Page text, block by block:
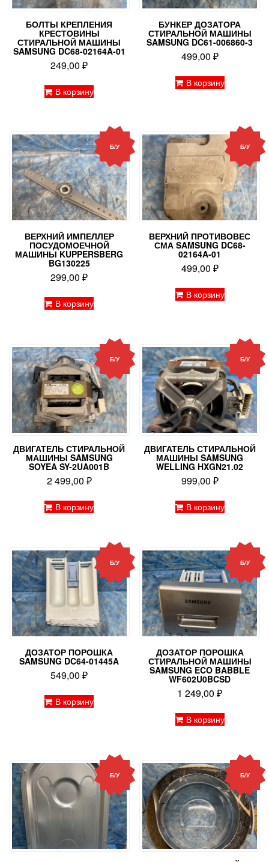
БОЛТЫ КРЕПЛЕНИЯ
КРЕСТОВИНЫ
СТИРАЛЬНОЙ МАШИНЫ
SAMSUNG DC68-02164A-01
249,00₽
В корзину
БУНКЕР ДОЗАТОРА
СТИРАЛЬНОЙ МАШИНЫ
SAMSUNG DC61-006860-3
499,00 ₽
В корзину
Б/У
ВЕРХНИЙ ИМПЕЛЛЕР
ПОСУДОМОЕЧНОЙ
МАШИНЫ KUPPERSBERG
BG130225
299,00₽
В корзину
Б/У
ВЕРХНИЙ ПРОТИВОВЕС
СМА SAMSUNG DC68-
02164A-01
499,00 ₽
В корзину
Б/У
ДВИГАТЕЛЬ СТИРАЛЬНОЙ
МАШИНЫ SAMSUNG
SOYEA SY-2UA001B
2 499,00 ₽
В корзину
Б/У
ДВИГАТЕЛЬ СТИРАЛЬНОЙ
МАШИНЫ SAMSUNG
WELLING HXGN21.02
999,00 ₽
В корзину
Б/У
ДОЗАТОР ПОРОШКА
SAMSUNG DC64-01445A
549,00₽
В корзину
Б/У
ДОЗАТОР ПОРОШКА
СТИРАЛЬНОЙ МАШИНЫ
SAMSUNG ECO BABBLE
WF602U0BCSD
1 249,00₽
В корзину
Б/У Б/У